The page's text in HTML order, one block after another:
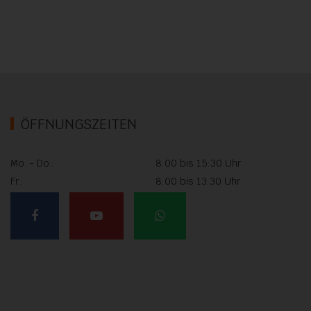
ÖFFNUNGSZEITEN
Mo. - Do.:
8:00 bis 15:30 Uhr
Fr.:
8:00 bis 13:30 Uhr